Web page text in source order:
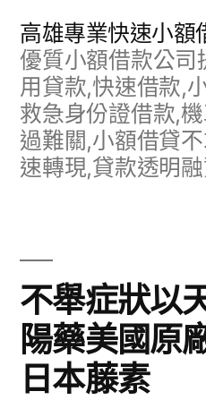
高雄專業快速小額
優質小額借款公司
用貸款,快速借款,
救急身份證借款,
過難關,小額借貸
速轉現,貸款透明
不舉症狀以
陽藥美國原
日本藤素